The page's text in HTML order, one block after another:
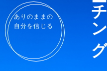
ありのままの
自分を信じる